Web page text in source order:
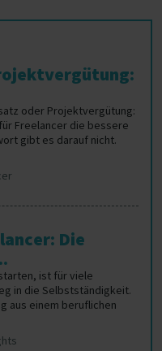
oder Projektvergütung:
Freelancer die bessere
gibt es darauf nicht.
Die
ist für viele
in die Selbstständigkeit.
aus einem beruflichen